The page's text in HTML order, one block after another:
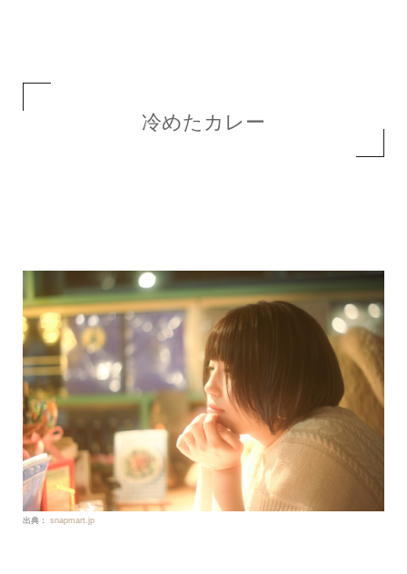
冷めたカレー
出典： snapmart.jp